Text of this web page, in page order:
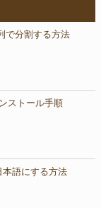
で分割する方法
ストール手順
本語にする方法